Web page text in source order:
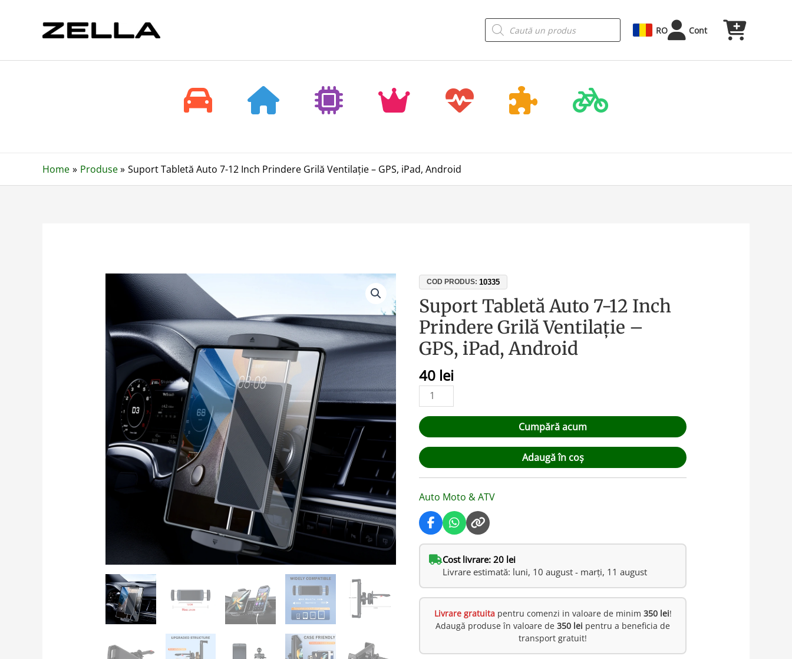
Products
search RO Cont
Home Produse Suport Tabletă Auto 7-12 Inch Prindere Grilă Ventilație – GPS, iPad, Android
COD PRODUS:10335
Suport Tabletă Auto 7-12 Inch
Prindere Grilă Ventilație –
GPS, iPad, Android
40 lei
Cantitate
Tabletă
Auto
7-
12
Inch
Prindere
Grilă
–
iPad,
Android
Cumpără acum
Adaugă în coș
Auto Moto & ATV
Cost livrare: 20 lei
Livrare estimată: luni, 10 august - marți, 11 august
Livrare gratuitapentru comenzi in valoare de minim 350 lei!
Adaugă produse în valoare de350 lei pentru a beneficia de
transport gratuit!